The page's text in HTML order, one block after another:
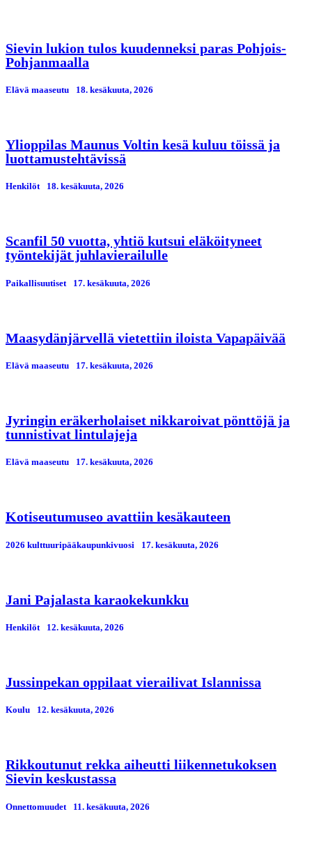
Sievin lukion tulos kuudenneksi paras Pohjois-
Pohjanmaalla
Elävä maaseutu 18. kesäkuuta, 2026
Ylioppilas Maunus Voltin kesä kuluu töissä ja
luottamustehtävissä
Henkilöt 18. kesäkuuta, 2026
Scanfil 50 vuotta, yhtiö kutsui eläköityneet
työntekijät juhlavierailulle
Paikallisuutiset 17. kesäkuuta, 2026
Maasydänjärvellä vietettiin iloista Vapapäivää
Elävä maaseutu 17. kesäkuuta, 2026
Jyringin eräkerholaiset nikkaroivat pönttöjä ja
tunnistivat lintulajeja
Elävä maaseutu 17. kesäkuuta, 2026
Kotiseutumuseo avattiin kesäkauteen
2026 kulttuuripääkaupunkivuosi 17. kesäkuuta, 2026
Jani Pajalasta karaokekunkku
Henkilöt 12. kesäkuuta, 2026
Jussinpekan oppilaat vierailivat Islannissa
Koulu 12. kesäkuuta, 2026
Rikkoutunut rekka aiheutti liikennetukoksen
Sievin keskustassa
Onnettomuudet 11. kesäkuuta, 2026